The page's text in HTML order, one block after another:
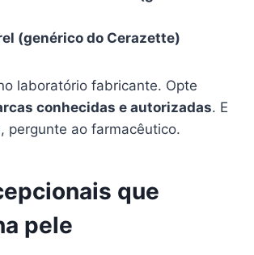
(genérico do Cerazette)
laboratório fabricante. Opte
conhecidas e autorizadas. E
pergunte ao farmacêutico.
que
pele